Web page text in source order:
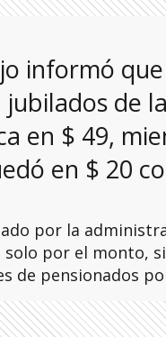
informó
de la
en $ 49,
en $ 20
por la
por el monto,
de pensionados